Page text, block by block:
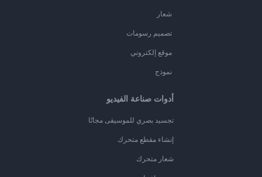
شعار
تصميم رسومات
موقع إلكتروني
نموذج
أدوات صناعة الفيديو
تجسيد بصري للموسيقى مجانًا
إنشاء مقطع متحرك
شعار متحرك